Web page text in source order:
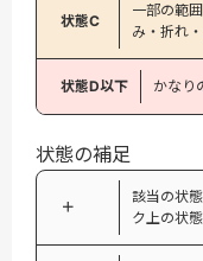
状態C
一部の範
み・折れ
状態D以下 かなり
状態の補足
＋
該当の状
ク上の状